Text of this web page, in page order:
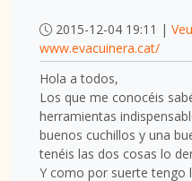
2015-12-04 19:11 |
www.evacuinera.cat/
Hola a todos,
Los que me conocéis
herramientas
buenos cuchillos y una
tenéis las dos cosas lo
Y como por suerte tengo